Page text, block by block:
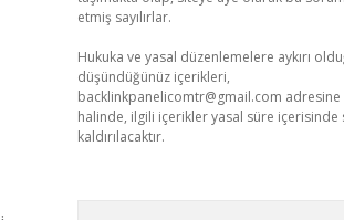
etmiş sayılırlar.
Hukuka ve yasal düzenlemelere aykırı
düşündüğünüz içerikleri,
backlinkpanelicomtr@gmail.com
halinde, ilgili içerikler yasal süre içerisinde
kaldırılacaktır.